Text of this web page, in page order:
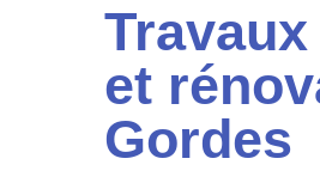
et
Gordes